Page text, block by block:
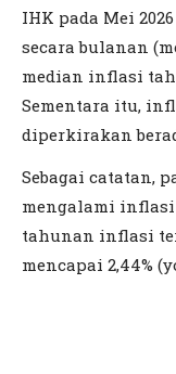
IHK pada Mei
secara bulanan
median inflasi
Sementara itu,
diperkirakan
Sebagai catatan,
mengalami inflasi
tahunan inflasi
mencapai 2,44%